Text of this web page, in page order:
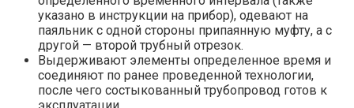
указано в инструкции на прибор), одевают на
паяльник с одной стороны припаянную муфту, а с
другой — второй трубный отрезок.
Выдерживают элементы определенное время и
соединяют по ранее проведенной технологии,
после чего состыкованный трубопровод готов к